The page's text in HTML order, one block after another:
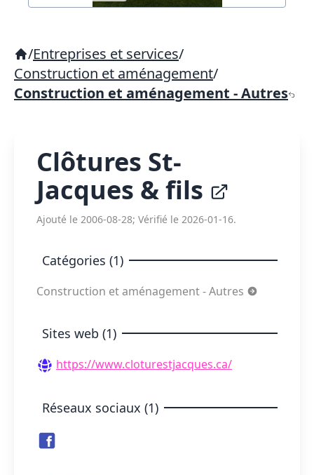
/Entreprises et services/
Construction et aménagement/
Construction et aménagement - Autres
Clôtures St-
Jacques & fils
Ajouté le 2006-08-28; Vérifié le 2026-01-16.
Catégories (1)
Construction et aménagement - Autres
Sites web (1)
https://www.cloturestjacques.ca/
Réseaux sociaux (1)